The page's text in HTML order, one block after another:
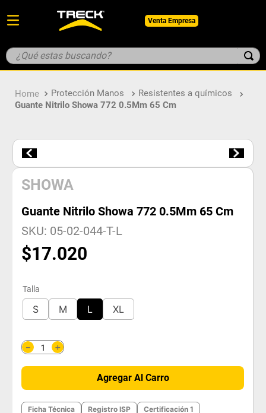
Venta Empresa
¿Qué estas buscando?
Protección Manos
Resistentes a químicos
Guante Nitrilo Showa 772 0.5Mm 65 Cm
SHOWA
Guante Nitrilo Showa 772 0.5Mm 65 Cm
SKU: 05-02-044-T-L
$17.020
Talla
S M L XL
＋
－
Agregar Al Carro
Ficha Técnica Registro ISP Certificación 1
1. botin